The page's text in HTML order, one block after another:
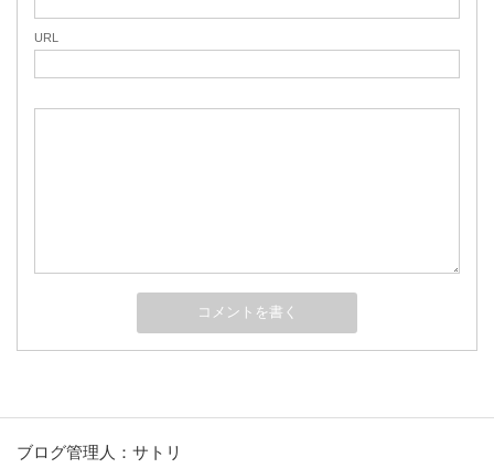
URL
ブログ管理人：サトリ